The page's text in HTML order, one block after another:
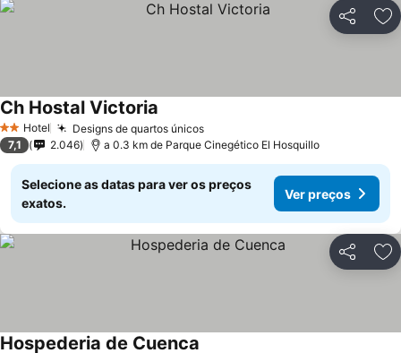
Partilhar
2 Estrelas
Hotel Designs de quartos únicosVer preços
Ch Hostal Victoria
7,1 2.046 a 0.3 km de Parque Cinegético El Hosquillo
Selecione as datas para ver os preços
exatos.
Ver preços
Partilhar
Hospederia de Cuenca